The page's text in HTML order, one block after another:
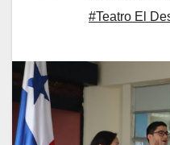
#Teatro El